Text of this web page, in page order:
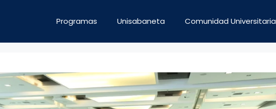
Programas Unisabaneta Comunidad Universitaria